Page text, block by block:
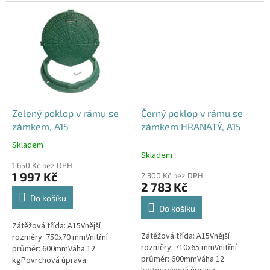
vybaven 2 šrouby pro...
Zelený poklop v rámu se
zámkem, A15
Průměrné
produktu
je
4,6
hvězdiček.
Skladem
1 650 Kč bez DPH
1 997 Kč
Do košíku
Zátěžová třída: A15Vnější
rozměry: 750x70 mmVnitřní
průměr: 600mmVáha:12
kgPovrchová úprava:
Černý poklop v rámu se
zámkem HRANATÝ, A15
Skladem
2 300 Kč bez DPH
2 783 Kč
Do košíku
Zátěžová třída: A15Vnější
rozměry: 710x65 mmVnitřní
průměr: 600mmVáha:12